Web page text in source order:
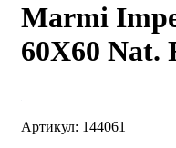
Marmi
60X60 Nat.
Артикул: 144061